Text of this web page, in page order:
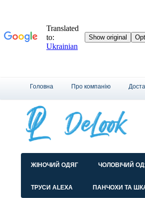
Головна Про компанію
ЖІНОЧИЙ ОДЯГ ЧОЛОВІЧИЙ
ТРУСИ ALEXA ПАНЧОХИ ТА